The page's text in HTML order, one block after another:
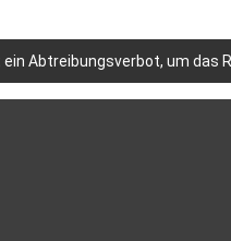
ein Abtreibungsverbot, um